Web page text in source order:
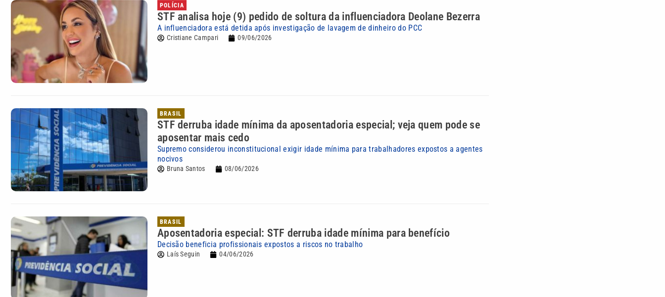
POLÍCIA
STF analisa hoje (9) pedido de soltura da influenciadora Deolane Bezerra
A influenciadora está detida após investigação de lavagem de dinheiro do PCC
Cristiane Campari 09/06/2026
BRASIL
STF derruba idade mínima da aposentadoria especial; veja quem pode se
aposentar mais cedo
Supremo considerou inconstitucional exigir idade mínima para trabalhadores expostos a agentes
nocivos
Bruna Santos 08/06/2026
BRASIL
Aposentadoria especial: STF derruba idade mínima para benefício
Decisão beneficia profissionais expostos a riscos no trabalho
Laís Seguin 04/06/2026